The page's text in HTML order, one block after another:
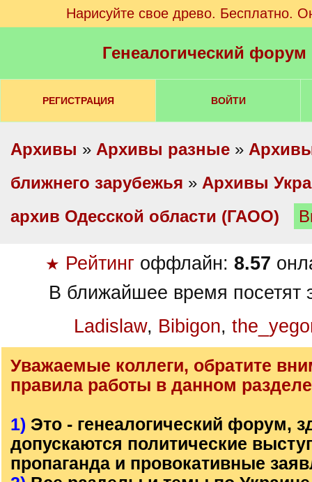
Нарисуйте свое древо. Бесплатно.
Генеалогический
РЕГИСТРАЦИЯ ВОЙТИ
Архивы » Архивы разные »
ближнего зарубежья » Архивы
архив Одесской области (ГАОО)
★ Рейтинг оффлайн: 8.57
В ближайшее время посетят
Ladislaw, Bibigon,
Уважаемые коллеги, обратите
правила работы в данном
1) Это - генеалогический форум,
допускаются политические
пропаганда и провокативные